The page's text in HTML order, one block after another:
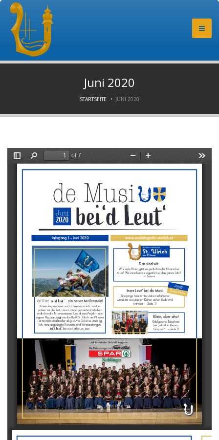
Juni 2020
STARTSEITE JUNI 2020